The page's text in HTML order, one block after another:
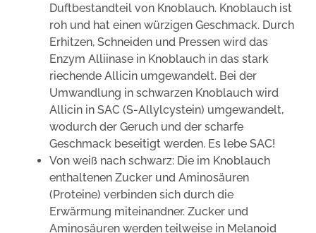
Duftbestandteil von Knoblauch. Knoblauch ist
roh und hat einen würzigen Geschmack. Durch
Erhitzen, Schneiden und Pressen wird das
Enzym Alliinase in Knoblauch in das stark
riechende Allicin umgewandelt. Bei der
Umwandlung in schwarzen Knoblauch wird
Allicin in SAC (S-Allylcystein) umgewandelt,
wodurch der Geruch und der scharfe
Geschmack beseitigt werden. Es lebe SAC!
Von weiß nach schwarz: Die im Knoblauch
enthaltenen Zucker und Aminosäuren
(Proteine) verbinden sich durch die
Erwärmung miteinandner. Zucker und
Aminosäuren werden teilweise in Melanoid